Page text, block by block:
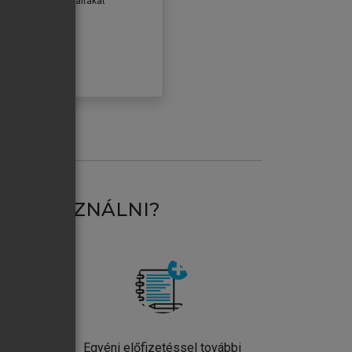
HASZNÁLNI?
Egyéni előfizetéssel további